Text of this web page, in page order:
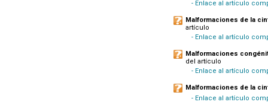
- Enlace al artículo
Malformaciones de la
artículo
- Enlace al artículo
Malformaciones
del artículo
- Enlace al artículo
Malformaciones de la
- Enlace al artículo